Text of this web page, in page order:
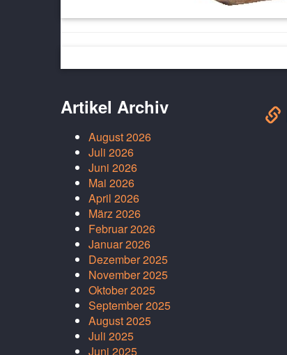
Artikel Archiv
August 2026
Juli 2026
Juni 2026
Mai 2026
April 2026
März 2026
Februar 2026
Januar 2026
Dezember 2025
November 2025
Oktober 2025
September 2025
August 2025
Juli 2025
Juni 2025